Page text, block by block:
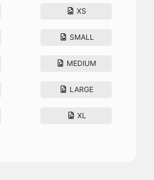
XS
SMALL
MEDIUM
LARGE
XL